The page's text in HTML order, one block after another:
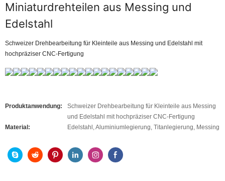
Miniaturdrehteilen aus Messing und
Edelstahl
Schweizer Drehbearbeitung für Kleinteile aus Messing und Edelstahl mit
hochpräziser CNC-Fertigung
Produktanwendung:
Schweizer Drehbearbeitung für Kleinteile aus Messing
und Edelstahl mit hochpräziser CNC-Fertigung
Material:
Edelstahl, Aluminiumlegierung, Titanlegierung, Messing